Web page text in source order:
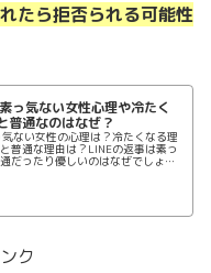
たら拒否られる可能性
っ気ない女性心理や冷たく
普通なのはなぜ？
ない女性の心理は？冷たくなる理
普通な理由は？LINEの返事は素っ
だったり優しいのはなぜでしょう
ク